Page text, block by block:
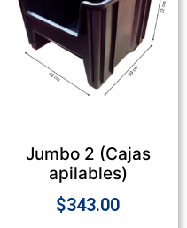
Jumbo 2 (Cajas
apilables)
$343.00